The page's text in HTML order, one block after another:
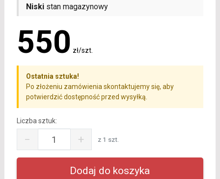
Niskistan magazynowy
550 zł/szt.
Ostatnia sztuka!
Po złożeniu zamówienia skontaktujemy się, aby
potwierdzić dostępność przed wysyłką.
Liczba sztuk:
− + z 1 szt.